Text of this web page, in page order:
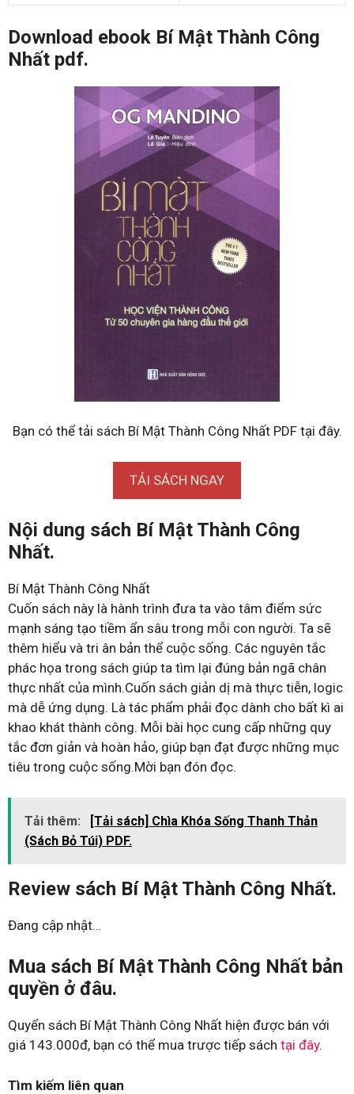
Download ebook Bí Mật Thành Công
Nhất pdf.
Bạn có thể tải sách Bí Mật Thành Công Nhất PDF tại đây.
TẢI SÁCH NGAY
Nội dung sách Bí Mật Thành Công
Nhất.
Bí Mật Thành Công Nhất
Cuốn sách này là hành trình đưa ta vào tâm điểm sức
mạnh sáng tạo tiềm ẩn sâu trong mỗi con người. Ta sẽ
thêm hiểu và tri ân bản thể cuộc sống. Các nguyên tắc
phác họa trong sách giúp ta tìm lại đúng bản ngã chân
thực nhất của mình.Cuốn sách giản dị mà thực tiễn, logic
mà dễ ứng dụng. Là tác phẩm phải đọc dành cho bất kì ai
khao khát thành công. Mỗi bài học cung cấp những quy
tắc đơn giản và hoàn hảo, giúp bạn đạt được những mục
tiêu trong cuộc sống.Mời bạn đón đọc.
Tải thêm:
[Tải sách] Chìa Khóa Sống Thanh Thản
(Sách Bỏ Túi) PDF.
Review sách Bí Mật Thành Công Nhất.
Đang cập nhật…
Mua sách Bí Mật Thành Công Nhất bản
quyền ở đâu.
Quyển sách Bí Mật Thành Công Nhất hiện được bán với
giá 143.000đ, bạn có thể mua trược tiếp sách tại đây.
Tìm kiếm liên quan